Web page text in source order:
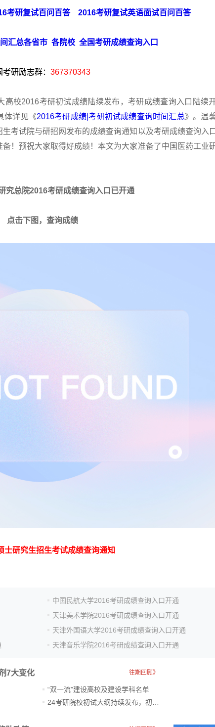
考研复试百问百答 2016考研复试英语面试百问百答
汇总各省市 各院校 全国考研成绩查询入口
研励志群： 367370343
校2016考研初试成绩陆续发布，考研成绩查询入口陆续开
体详见《2016考研成绩|考研初试成绩查询时间汇总》。温
考试院与研招网发布的成绩查询通知以及考研成绩查询入
！预祝大家取得好成绩！本文为大家准备了中国医药工业
究总院2016考研成绩查询入口已开通
点击下图，查询成绩
士研究生招生考试成绩查询通知
中国民航大学2016考研成绩查询入口开通
天津美术学院2016考研成绩查询入口开通
天津外国语大学2016考研成绩查询入口开通
天津音乐学院2016考研成绩查询入口开通
7大变化 往期回顾》
“双一流”建设高校及建设学科名单